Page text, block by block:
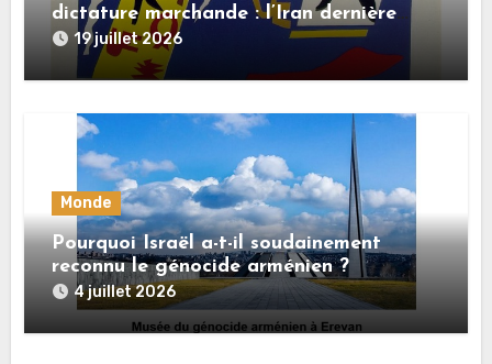
dictature marchande : l’Iran dernière
dupe en date
19 juillet 2026
Monde
Pourquoi Israël a-t-il soudainement
reconnu le génocide arménien ?
4 juillet 2026